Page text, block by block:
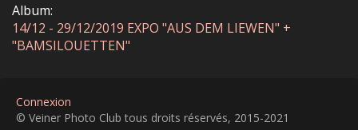
Album
14/12 - 29/12/2019 EXPO "AUS DEM LIEWEN" +
"BAMSILOUETTEN"
Connexion
© Veiner Photo Club tous droits réservés, 2015-2021